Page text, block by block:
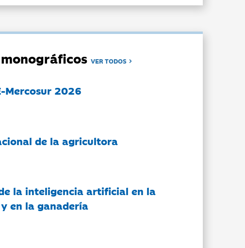
VER TODOS
Mercosur 2026
de la agricultora
la inteligencia artificial en la
en la ganadería